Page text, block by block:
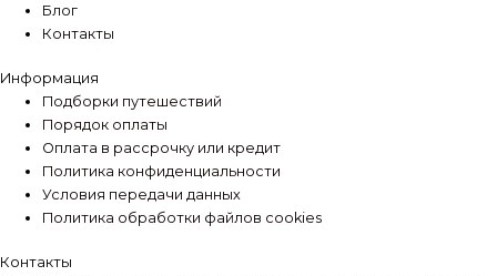
Блог
Контакты
Информация
Подборки путешествий
Порядок оплаты
Оплата в рассрочку или кредит
Политика конфиденциальности
Условия передачи данных
Политика обработки файлов cookies
Контакты